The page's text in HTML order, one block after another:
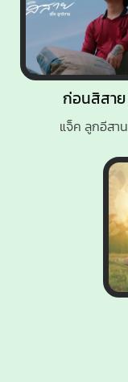
ก่อนสิสาย
แจ็ค ลูกอีสาน